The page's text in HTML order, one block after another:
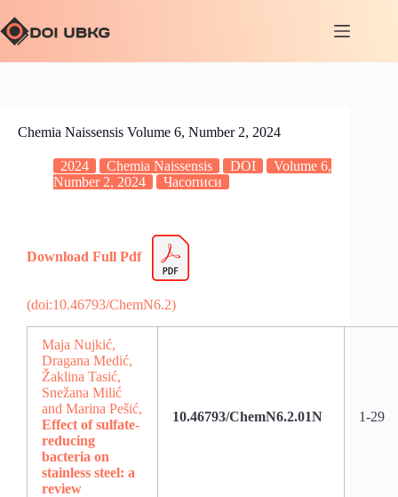
Chemia Naissensis Volume 6, Number 2, 2024
2024 Chemia Naissensis DOI
Volume 6,
Number 2, 2024
Часописи
Download Full Pdf
(doi:10.46793/ChemN6.2)
Maja Nujkić,
Dragana Medić,
Žaklina Tasić,
Snežana Milić
and Marina Pešić,
Effect of sulfate-
reducing
bacteria on
stainless steel: a
review
10.46793/ChemN6.2.01N 1-29